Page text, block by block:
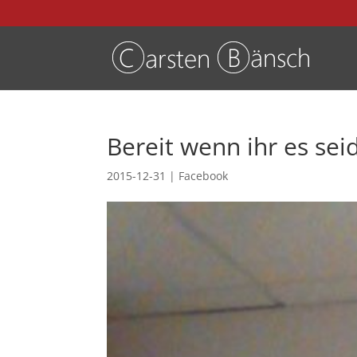
Bereit wenn ihr es
2015-12-31 | Facebook